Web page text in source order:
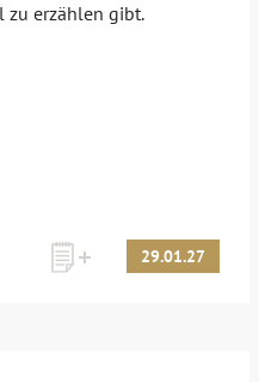
zu erzählen gibt.
29.01.27